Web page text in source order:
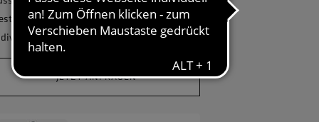
Gerne erstellen wir Ihnen ein
Angebot.
JETZT ANFRAGEN